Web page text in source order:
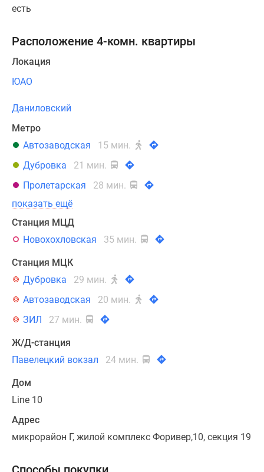
есть
Расположение 4-комн. квартиры
Локация
ЮАО
Даниловский
Метро
Автозаводская
15 мин.
Дубровка
21 мин.
Пролетарская
28 мин.
показать ещё
Станция МЦД
Новохохловская
35 мин.
Станция МЦК
Дубровка
29 мин.
Автозаводская
20 мин.
ЗИЛ
27 мин.
Ж/Д-станция
Павелецкий вокзал
24 мин.
Дом
Line 10
Адрес
микрорайон Г, жилой комплекс Форивер,10, секция 19